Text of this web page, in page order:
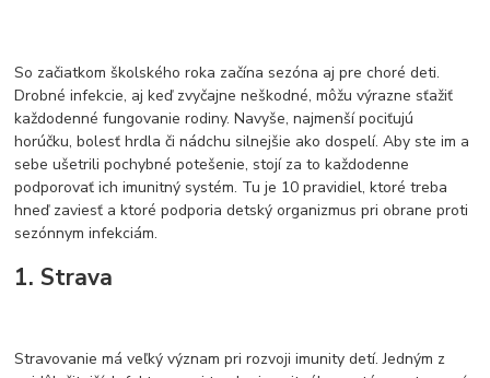
So začiatkom školského roka začína sezóna aj pre choré deti.
Drobné infekcie, aj keď zvyčajne neškodné, môžu výrazne sťažiť
každodenné fungovanie rodiny. Navyše, najmenší pociťujú
horúčku, bolesť hrdla či nádchu silnejšie ako dospelí. Aby ste im a
sebe ušetrili pochybné potešenie, stojí za to každodenne
podporovať ich imunitný systém. Tu je 10 pravidiel, ktoré treba
hneď zaviesť a ktoré podporia detský organizmus pri obrane proti
sezónnym infekciám.
1. Strava
Stravovanie má veľký význam pri rozvoji imunity detí. Jedným z